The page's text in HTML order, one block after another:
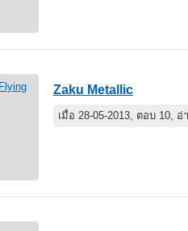
Zaku Metallic
เมื่อ 28-05-2013, ตอบ 10, อ่